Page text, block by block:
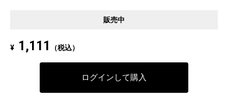
Pixel art NFT "INFOBAR Friends" was created to commemorate the 20th a
3. The expressions on the INFOBAR FRIENDS' faces are nostalgic pictogra
mbination patterns of "character x expression x background color."
販売中
¥ 1,111 （税込）
ログインして購入